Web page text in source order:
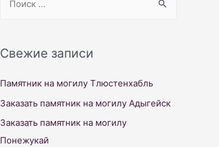
r
h
f
o
r
Свежие записи
Памятник на могилу Тлюстенхабль
Заказать памятник на могилу Адыгейск
Заказать памятник на могилу
Понежукай